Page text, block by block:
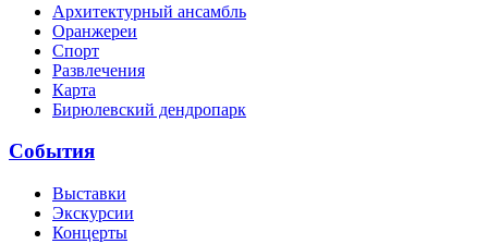
Архитектурный ансамбль
Оранжереи
Спорт
Развлечения
Карта
Бирюлевский дендропарк
События
Выставки
Экскурсии
Концерты